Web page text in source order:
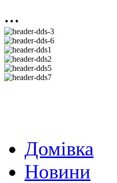
...
Домівка
Новини